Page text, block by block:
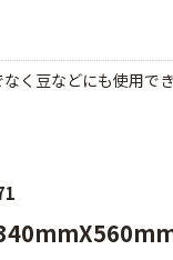
く豆などにも使用で